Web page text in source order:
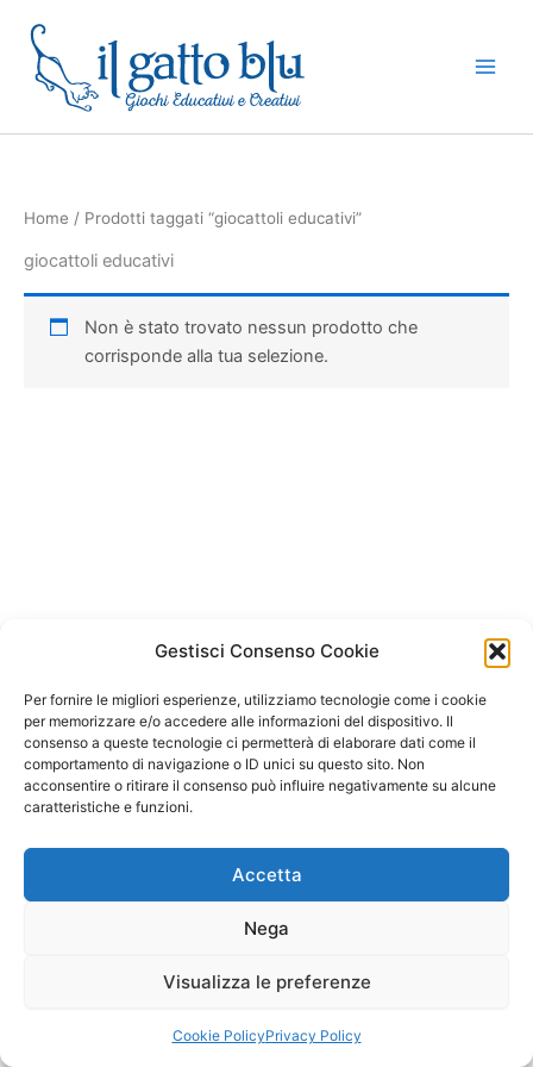
Gestisci Consenso Cookie
Per fornire le migliori esperienze, utilizziamo tecnologie come i cookie
per memorizzare e/o accedere alle informazioni del dispositivo. Il
consenso a queste tecnologie ci permetterà di elaborare dati come il
comportamento di navigazione o ID unici su questo sito. Non
acconsentire o ritirare il consenso può influire negativamente su alcune
caratteristiche e funzioni.
Accetta
Nega
Visualizza le preferenze
Cookie PolicyPrivacy Policy
contenuto
Home / Prodotti taggati “giocattoli educativi”
giocattoli educativi
Non è stato trovato nessun prodotto che
corrisponde alla tua selezione.
Copyright © 2026 Il Gatto Blu Giochi educativi Montessori e